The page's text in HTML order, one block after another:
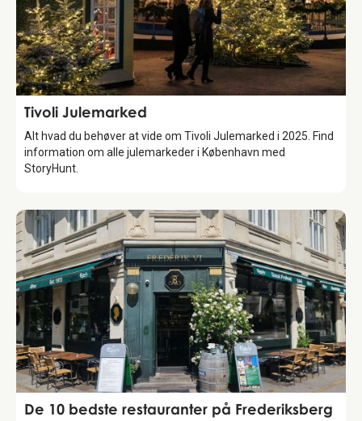
Attraction
Tivoli Julemarked
Alt hvad du behøver at vide om Tivoli Julemarked i 2025. Find
information om alle julemarkeder i København med
StoryHunt.
Guide
De 10 bedste restauranter på Frederiksberg